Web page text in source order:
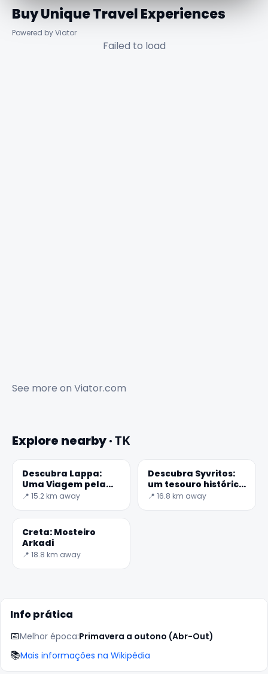
Buy Unique Travel Experiences
Powered by Viator
Failed to load
See more on Viator.com
Explore nearby · ΤΚ
Descubra Lappa:
Uma Viagem pela
História da Antiga
📍 15.2 km away
Descubra Syvritos:
um tesouro histórico
da Creta grega
📍 16.8 km away
Creta: Mosteiro
Arkadi
📍 18.8 km away
Info prática
📅Melhor época:Primavera a outono (Abr-Out)
📚Mais informações na Wikipédia